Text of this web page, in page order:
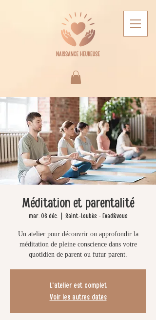
Méditation et parentalité
mar. 06 déc.
  |
Saint-Loubès - Evad&vous
Un atelier pour découvrir ou approfondir la
méditation de pleine conscience dans votre
quotidien de parent ou futur parent.
L'atelier est complet
Voir les autres dates